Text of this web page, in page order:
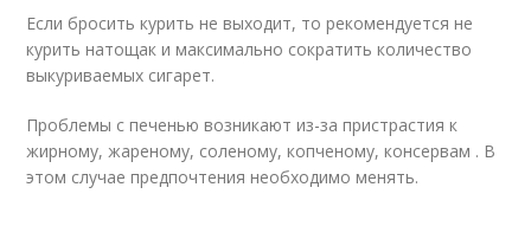
Если бросить курить не выходит, то рекомендуется не
курить натощак и максимально сократить количество
выкуриваемых сигарет.
Проблемы с печенью возникают из-за пристрастия к
жирному, жареному, соленому, копченому, консервам . В
этом случае предпочтения необходимо менять.